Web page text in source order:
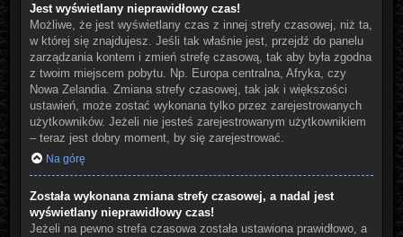
Jest wyświetlany nieprawidłowy czas!
Możliwe, że jest wyświetlany czas z innej strefy czasowej, niż ta,
w której się znajdujesz. Jeśli tak właśnie jest, przejdź do panelu
zarządzania kontem i zmień strefę czasową, tak aby była zgodna
z twoim miejscem pobytu. Np. Europa centralna, Afryka, czy
Nowa Zelandia. Zmiana strefy czasowej, tak jak i większości
ustawień, może zostać wykonana tylko przez zarejestrowanych
użytkowników. Jeżeli nie jesteś zarejestrowanym użytkownikiem
– teraz jest dobry moment, by się zarejestrować.
Na górę
Została wykonana zmiana strefy czasowej, a nadal jest
wyświetlany nieprawidłowy czas!
Jeżeli na pewno strefa czasowa została ustawiona prawidłowo, a